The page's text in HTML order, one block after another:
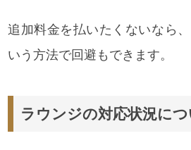
追加料金を払いたくないなら
いう方法で回避もできます。
ラウンジの対応状況につ